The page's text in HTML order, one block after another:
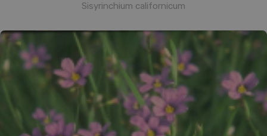
Sisyrinchium californicum